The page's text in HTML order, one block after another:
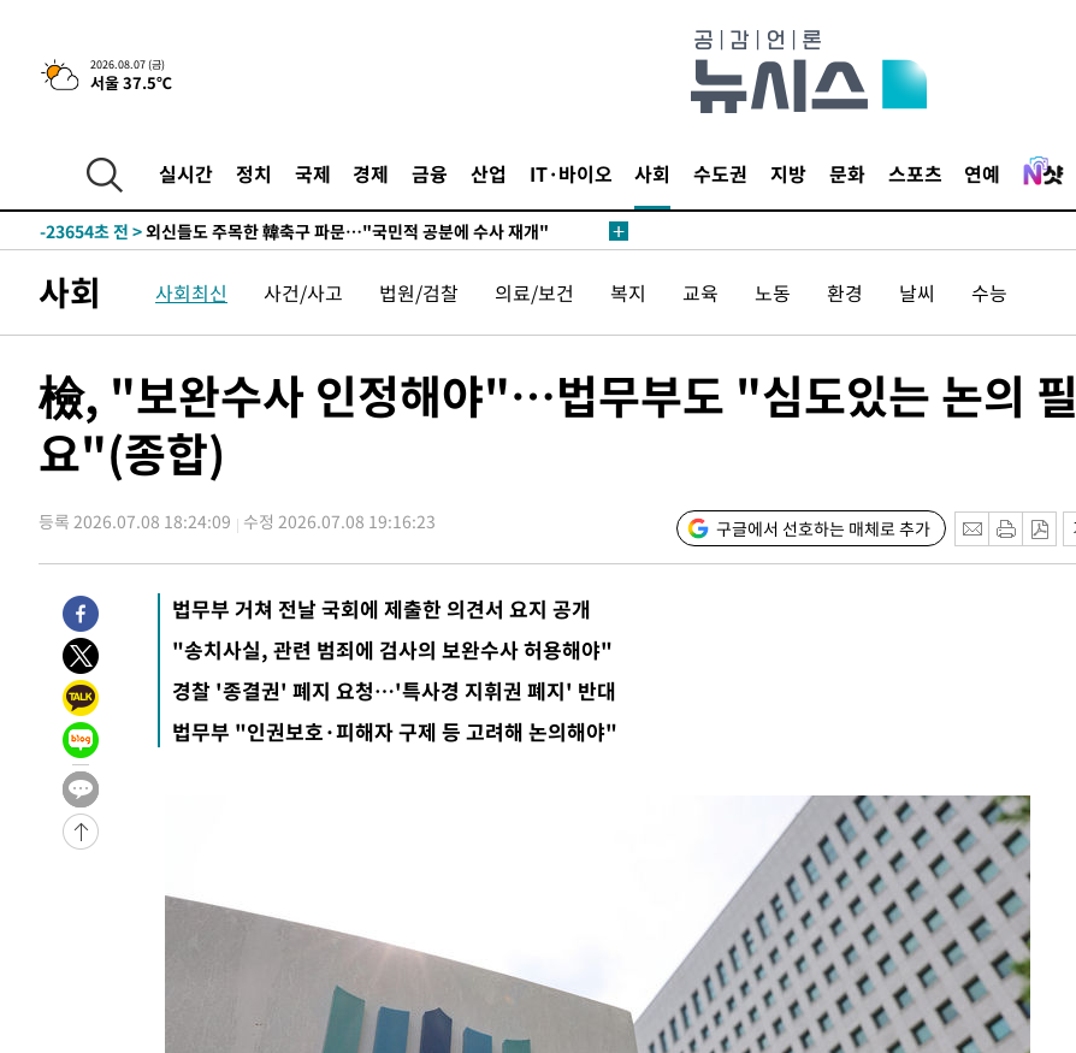
2026.08.07 (금)
서울 37.5℃
실시간 정치 국제 경제 금융 산업 IT·바이오 사회 수도권 지방 문화 스포츠 연예
-27869초 전 >[속보]코스닥, 2.86포인트(0.36%) 내린 798.81마감
-27822초 전 > [속보]코스피, 6200선 약보합…0.60% 내린 6258.77에 마쳐
-27691초 전 >
[속보] 노원서 40.1도 관측…서울, 2018년 이후 첫 40도
-24781초 전 >
-23654초 전 >외신들도 주목한 韓축구 파문…"국민적 공분에 수사 재개"
-22647초 전 >
[속보]규제합리화위원회 부위원장에 김태유 서울대 공대 교수…이
-19005초 전 >[속보]국힘 윤리위, '돌려차기 발언' 진종오·서범수 징계 절차 개시
25.3%↑
-11490초 전 > [속보]'채상병 순직 책임' 임성근, 항소심도 징역 3년
-11356초 전 >[속보]종합특검, '관저이전 봐주기 감사' 유병호 구속기소
-7956초 전 >민주 콩고 에볼라환자 4천명 돌파, 4053명 발생 1850명 사망
-6400초 전 > "미 전국적 살모네라 식중독 원인은 멕시코산 할라피뇨"-- CDC
-4913초 전 >[속보]경찰·노동부, HL만도 평택사업장 끼임 사망 관련 압수수색
-4794초 전 >
[속보]합수본, '투표율 허위 입력' 중앙·서울·경기도 선관위 등 9곳
압수수색
-32046초 전 >
SK하이닉스, 용인·청주 팹에 54조 투자…"AI 메모리 수요 선제 대
응"
-28902초 전 >
여자배구 이재영·이다영 자매, 아제르바이잔 투란VC 입단
-28155초 전 >
외국인 심판 성 접대 7경기 들여다보니…한국 축구 '5승 2무'
-27889초 전 >
[속보]코스닥, 2.86포인트(0.36%) 내린 798.81마감
-27842초 전 >
-27822초 전 >
-27711초 전 >
외신들도 주목한 韓축구 파문…"국민적 공분에 수사 재개"
11시간 압수수색에 성접대 파문까지…'쑥대밭' 된 축구협회
[속보]규제합리화위원회 부위원장에 김태유 서울대 공대 교수…이
[속보]국힘 윤리위, '돌려차기 발언' 진종오·서범수 징계 절차 개시
[속보] 7월 중국 수출 23.9%↑ 수입 27.5%↑…무역총액
사회 사회최신 사건/사고 법원/검찰 의료/보건 복지 교육 노동 환경 날씨 수능
檢, "보완수사 인정해야"…법무부도 "심도있는 논의 필
요"(종합)
등록 2026.07.08 18:24:09 수정 2026.07.08 19:16:23 구글에서 선호하는 매체로 추가
법무부 거쳐 전날 국회에 제출한 의견서 요지 공개
"송치사실, 관련 범죄에 검사의 보완수사 허용해야"
경찰 '종결권' 폐지 요청…'특사경 지휘권 폐지' 반대
법무부 "인권보호·피해자 구제 등 고려해 논의해야"